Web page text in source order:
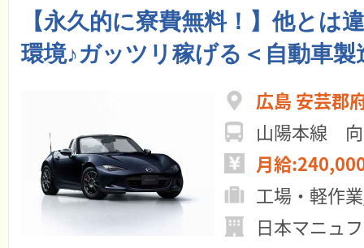
【永久的に寮費無料！】他とは
環境♪ガッツリ稼げる＜自動車製
広島 安芸郡
山陽本線 向
月給
工場・軽作
日本マニュ